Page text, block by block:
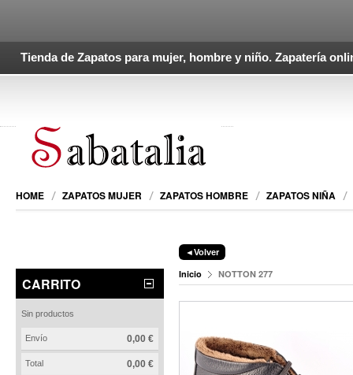
Tienda de Zapatos para mujer, hombre y niño. Zapatería
HOME ZAPATOS MUJER ZAPATOS HOMBRE ZAPATOS NIÑA
◄Volver
Inicio NOTTON 277
CARRITO
Sin productos
Envío 0,00 €
Total 0,00 €